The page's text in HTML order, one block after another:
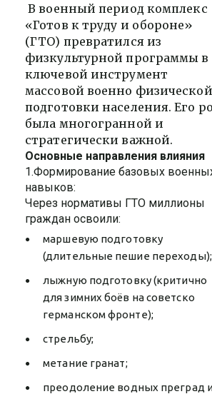
В военный период комплекс
«Готов к труду и обороне»
(ГТО) превратился из
физкультурной программы в
ключевой инструмент
массовой военно физической
подготовки населения. Его
была многогранной и
стратегически важной.
Основные направления влияния
1.Формирование базовых
навыков:
Через нормативы ГТО миллионы
граждан освоили:
маршевую подготовку
(длительные пешие переходы);
лыжную подготовку (критично
для зимних боёв на советско
германском фронте);
стрельбу;
метание гранат;
преодоление водных преград